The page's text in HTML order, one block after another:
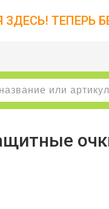
ТЕПЕРЬ